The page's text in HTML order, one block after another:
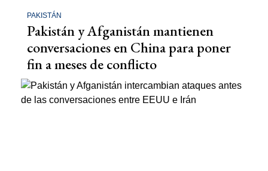
PAKISTÁN
Pakistán y Afganistán mantienen
conversaciones en China para poner
fin a meses de conflicto